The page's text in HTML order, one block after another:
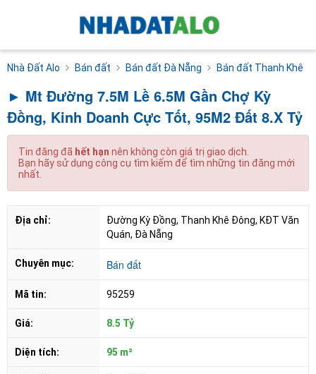
Nhà Đất Alo Bán đất Bán đất Đà Nẵng Bán đất Thanh Khê
► Mt Đường 7.5M Lề 6.5M Gần Chợ Kỳ
Đồng, Kinh Doanh Cực Tốt, 95M2 Đất 8.X Tỷ
Tin đăng đã hết hạn nên không còn giá trị giao dịch.
Bạn hãy sử dụng công cụ tìm kiếm để tìm những tin đăng mới
nhất.
Địa chỉ:
Đường Kỳ Đồng, Thanh Khê Đông, KĐT Văn
Quán, Đà Nẵng
Chuyên mục: Bán đất
Mã tin: 95259
Giá: 8.5 Tỷ
Diện tích: 95 m²